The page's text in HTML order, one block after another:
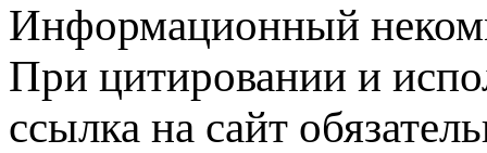
Информационный
При цитировании и
ссылка на сайт